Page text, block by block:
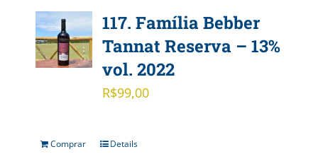
117. Família Bebber
Tannat Reserva – 13%
vol. 2022
R$99,00
Comprar Details